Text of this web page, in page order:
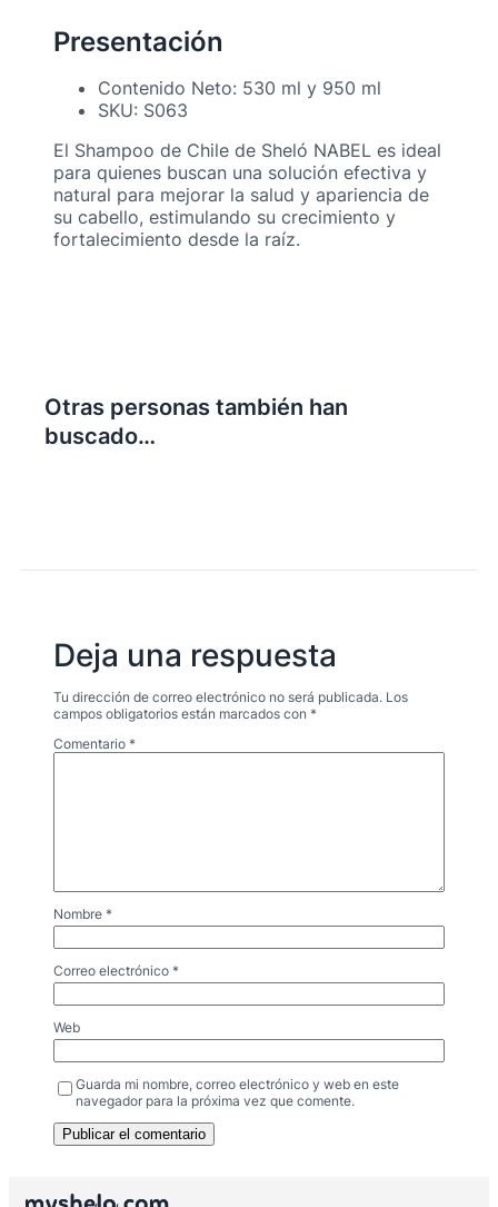
Presentación
Contenido Neto: 530 ml y 950 ml
SKU: S063
El Shampoo de Chile de Sheló NABEL es ideal
para quienes buscan una solución efectiva y
natural para mejorar la salud y apariencia de
su cabello, estimulando su crecimiento y
fortalecimiento desde la raíz.
Otras personas también han
buscado…
Deja una respuesta
Tu dirección de correo electrónico no será publicada. Los
campos obligatorios están marcados con *
Comentario *
Nombre *
Correo electrónico *
Web
Guarda mi nombre, correo electrónico y web en este
navegador para la próxima vez que comente.